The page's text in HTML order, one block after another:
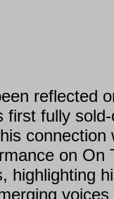
reflected
first fully
connection
on On
highlighting